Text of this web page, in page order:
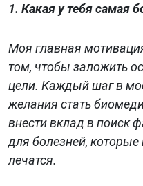
1. Какая у тебя самая
Моя главная
том, чтобы заложить
цели. Каждый шаг в
желания стать
внести вклад в поиск
для болезней,
лечатся.